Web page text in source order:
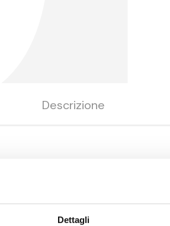
Dettagli
Descrizione